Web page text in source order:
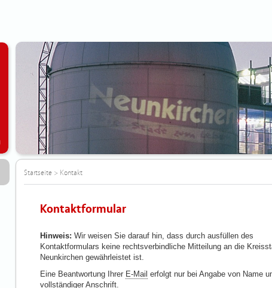
Startseite> Kontakt
Kontaktformular
Hinweis: Wir weisen Sie darauf hin, dass durch ausfüllen des
Kontaktformulars keine rechtsverbindliche Mitteilung an die
Neunkirchen gewährleistet ist.
Eine Beantwortung Ihrer E-Mail erfolgt nur bei Angabe von Name
vollständiger Anschrift.